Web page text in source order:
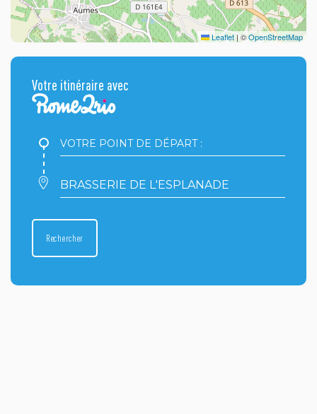
Leaflet|©OpenStreetMap
Votre itinéraire avec
Votre
point
:Votre
point
:
Rechercher